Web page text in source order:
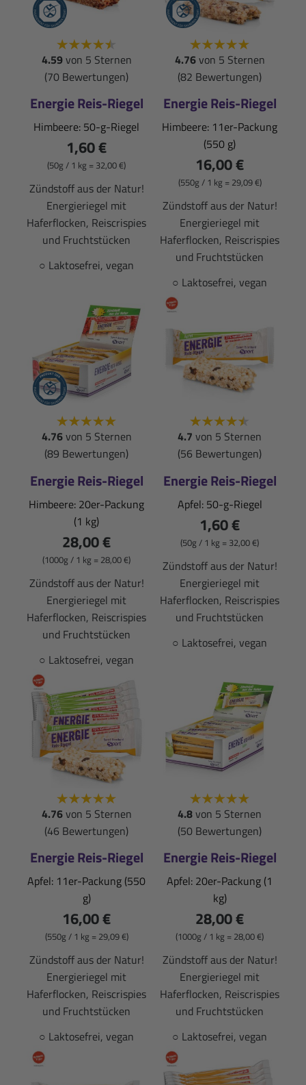
4.59von 5 Sternen
(70 Bewertungen)
Energie Reis-Riegel
Himbeere: 50-g-Riegel
1,60 €
(50g / 1 kg = 32,00 €)
Zündstoff aus der Natur!
Energieriegel mit
Haferflocken, Reiscrispies
und Fruchtstücken
○ Laktosefrei, vegan
4.76von 5 Sternen
(82 Bewertungen)
Energie Reis-Riegel
Himbeere: 11er-Packung
(550 g)
16,00 €
(550g / 1 kg = 29,09 €)
Zündstoff aus der Natur!
Energieriegel mit
Haferflocken, Reiscrispies
und Fruchtstücken
○ Laktosefrei, vegan
4.76von 5 Sternen
(89 Bewertungen)
Energie Reis-Riegel
Himbeere: 20er-Packung
(1 kg)
28,00 €
(1000g / 1 kg = 28,00 €)
Zündstoff aus der Natur!
Energieriegel mit
Haferflocken, Reiscrispies
und Fruchtstücken
○ Laktosefrei, vegan
4.7 von 5 Sternen
(56 Bewertungen)
Energie Reis-Riegel
Apfel: 50-g-Riegel
1,60 €
(50g / 1 kg = 32,00 €)
Zündstoff aus der Natur!
Energieriegel mit
Haferflocken, Reiscrispies
und Fruchtstücken
○ Laktosefrei, vegan
4.76von 5 Sternen
(46 Bewertungen)
Energie Reis-Riegel
Apfel: 11er-Packung (550
g)
16,00 €
(550g / 1 kg = 29,09 €)
Zündstoff aus der Natur!
Energieriegel mit
Haferflocken, Reiscrispies
und Fruchtstücken
○ Laktosefrei, vegan
4.8von 5 Sternen
(50 Bewertungen)
Energie Reis-Riegel
Apfel: 20er-Packung (1
kg)
28,00 €
(1000g / 1 kg = 28,00 €)
Zündstoff aus der Natur!
Energieriegel mit
Haferflocken, Reiscrispies
und Fruchtstücken
○ Laktosefrei, vegan